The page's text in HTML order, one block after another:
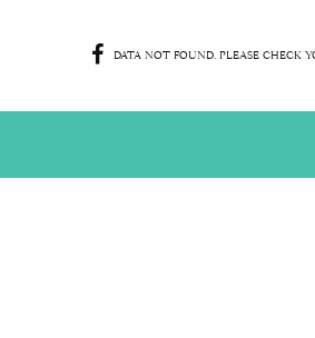
DATA NOT FOUND. PLEASE CHECK